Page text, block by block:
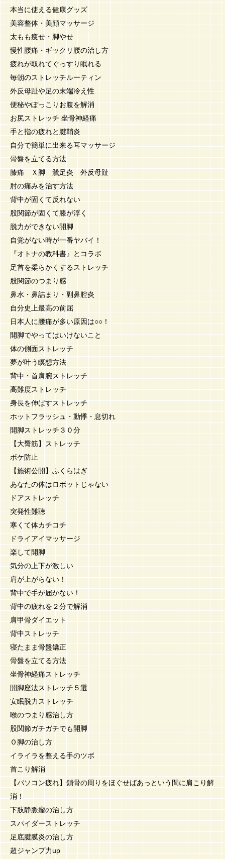
本当に使える健康グッズ
美容整体・美顔マッサージ
太もも痩せ・脚やせ
慢性腰痛・ギックリ腰の治し方
疲れが取れてぐっすり眠れる
毎朝のストレッチルーティン
外反母趾や足の末端冷え性
便秘やぽっこりお腹を解消
お尻ストレッチ 坐骨神経痛
手と指の疲れと腱鞘炎
自分で簡単に出来る耳マッサージ
骨盤を立てる方法
膝痛 Ｘ脚 鵞足炎 外反母趾
肘の痛みを治す方法
背中が固くて反れない
股関節が固くて膝が浮く
脱力ができない開脚
自覚がない時が一番ヤバイ！
『オトナの教科書』とコラボ
足首を柔らかくするストレッチ
股関節のつまり感
鼻水・鼻詰まり・副鼻腔炎
自分史上最高の前屈
日本人に腰痛が多い原因は○○！
開脚でやってはいけないこと
体の側面ストレッチ
夢が叶う瞑想方法
背中・首肩腕ストレッチ
高難度ストレッチ
身長を伸ばすストレッチ
ホットフラッシュ・動悸・息切れ
開脚ストレッチ３０分
【大臀筋】ストレッチ
ボケ防止
【施術公開】ふくらはぎ
あなたの体はロボットじゃない
ドアストレッチ
突発性難聴
寒くて体カチコチ
ドライアイマッサージ
楽して開脚
気分の上下が激しい
肩が上がらない！
背中で手が届かない！
背中の疲れを２分で解消
肩甲骨ダイエット
背中ストレッチ
寝たまま骨盤矯正
骨盤を立てる方法
坐骨神経痛ストレッチ
開脚座法ストレッチ５選
安眠脱力ストレッチ
喉のつまり感治し方
股関節ガチガチでも開脚
Ｏ脚の治し方
イライラを整える手のツボ
首こり解消
【パソコン疲れ】鎖骨の周りをほぐせばあっという間に肩こり解
消！
下肢静脈瘤の治し方
スパイダーストレッチ
足底腱膜炎の治し方
超ジャンプ力up